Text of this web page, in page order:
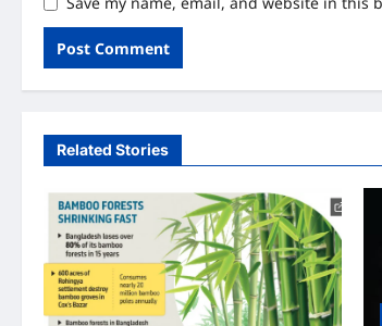
Related Stories